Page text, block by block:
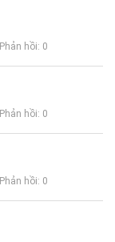
Phản hồi: 0
Phản hồi: 0
Phản hồi: 0